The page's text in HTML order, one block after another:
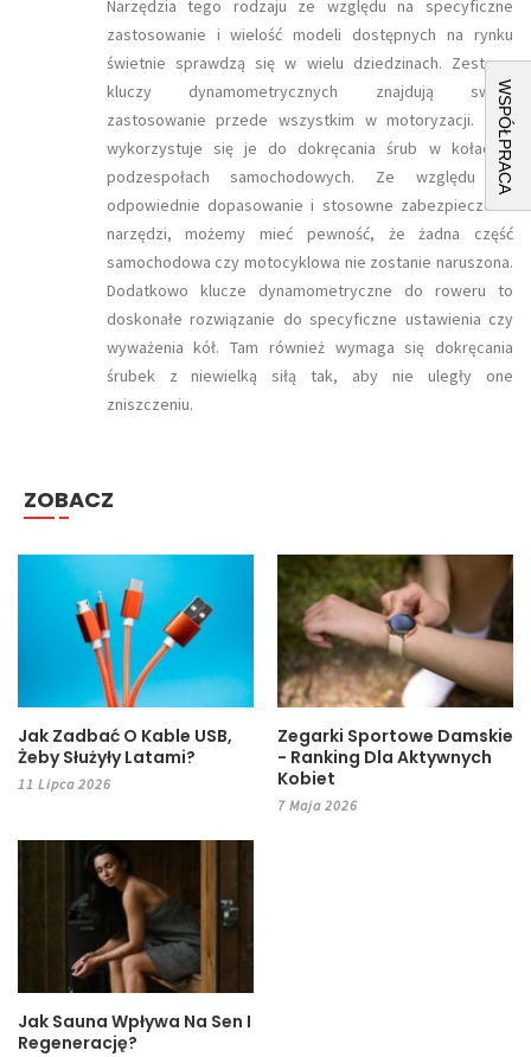
Narzędzia tego rodzaju ze względu na specyficzne
zastosowanie i wielość modeli dostępnych na rynku
świetnie sprawdzą się w wielu dziedzinach. Zestawy
kluczy dynamometrycznych znajdują swoje
zastosowanie przede wszystkim w motoryzacji. Tam
wykorzystuje się je do dokręcania śrub w kołach i
podzespołach samochodowych. Ze względu na
odpowiednie dopasowanie i stosowne zabezpieczenia
narzędzi, możemy mieć pewność, że żadna część
samochodowa czy motocyklowa nie zostanie naruszona.
Dodatkowo klucze dynamometryczne do roweru to
doskonałe rozwiązanie do specyficzne ustawienia czy
wyważenia kół. Tam również wymaga się dokręcania
śrubek z niewielką siłą tak, aby nie uległy one
zniszczeniu.
ZOBACZ
Jak Zadbać O Kable USB,
Żeby Służyły Latami?
11 Lipca 2026
Zegarki Sportowe Damskie
- Ranking Dla Aktywnych
Kobiet
7 Maja 2026
Jak Sauna Wpływa Na Sen I
Regenerację?
WSPÓŁPRACA